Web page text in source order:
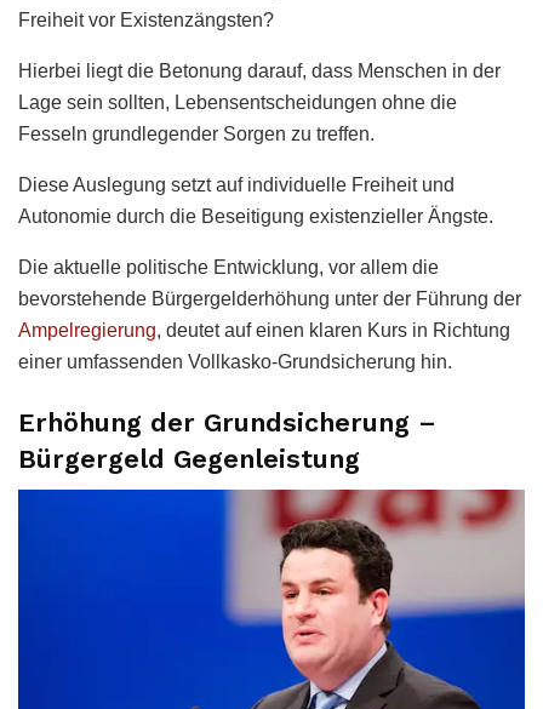
Freiheit vor Existenzängsten?
Hierbei liegt die Betonung darauf, dass Menschen in der
Lage sein sollten, Lebensentscheidungen ohne die
Fesseln grundlegender Sorgen zu treffen.
Diese Auslegung setzt auf individuelle Freiheit und
Autonomie durch die Beseitigung existenzieller Ängste.
Die aktuelle politische Entwicklung, vor allem die
bevorstehende Bürgergelderhöhung unter der Führung der
Ampelregierung, deutet auf einen klaren Kurs in Richtung
einer umfassenden Vollkasko-Grundsicherung hin.
Erhöhung der Grundsicherung –
Bürgergeld Gegenleistung